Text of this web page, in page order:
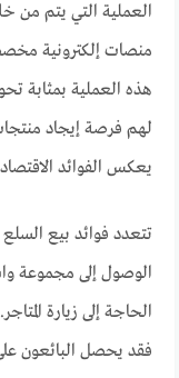
العملية التي يتم من
منصات إلكترونية
هذه العملية بمثابة
لهم فرصة إيجاد
يعكس الفوائد
تتعدد فوائد بيع السلع
الوصول إلى مجموعة
الحاجة إلى زيارة
فقد يحصل البائعون